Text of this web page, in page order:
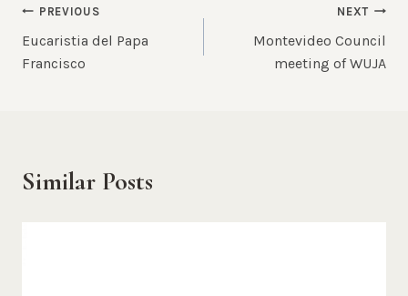
Post
navigation
PREVIOUS
Eucaristia del Papa
Francisco
NEXT
Montevideo Council
meeting of WUJA
Similar Posts